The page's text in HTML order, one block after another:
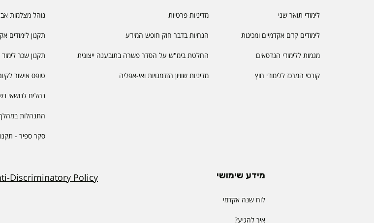
לימודי תואר שני
לימודים קדם אקדמיים ומכינות
מגמות ללימודי הנדסאים
קורסי המרכז ללימודי חוץ
מדיניות פרטיות
הנחיות בדבר חוק חופש המידע
החלטת בימ"ש על הסדר פשרה בתובענה ייצוגית
מדיניות שוויון הזדמנויות ואי-אפליה
נוהל מצלמות
תקנון לימודים
תקנון שכר
טופס אישור
נהלים לנושאי
התנהלות
סקר ספיר -
מידע שימושי
לוח שנה אקדמי
איך להגיע?
Discriminatory Policy